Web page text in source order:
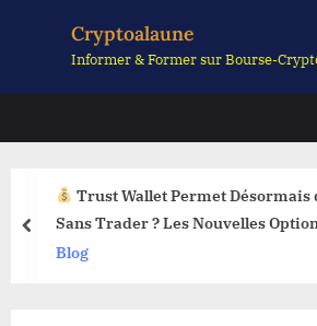
Cryptoalaune
Informer & Former sur Bourse-
Trust Wallet Permet Désormais
Sans Trader ? Les Nouvelles
Blog
prev